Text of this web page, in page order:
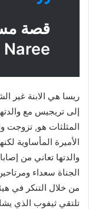
Naree
ريسا هي الابنة غير
إلى تريجيس مع
المثلثات هو, تزوجت
الأميرة المأساوية
والدتها تعاني من
الجناة سعداء
من خلال التنكر في
تلتقي ثيفوب الذي